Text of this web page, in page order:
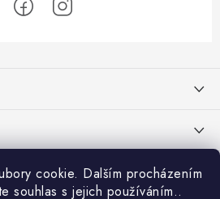
cookie. Dalším procházením
souhlas s jejich používáním..
údajů